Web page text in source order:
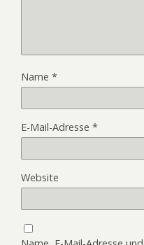
Name *
E-Mail-Adresse *
Website